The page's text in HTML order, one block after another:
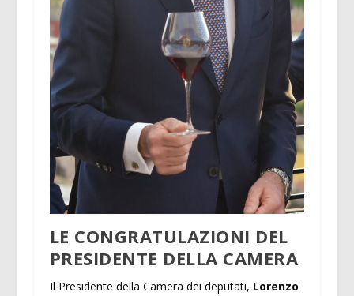
LE CONGRATULAZIONI DEL
PRESIDENTE DELLA CAMERA
Il Presidente della Camera dei deputati, Lorenzo